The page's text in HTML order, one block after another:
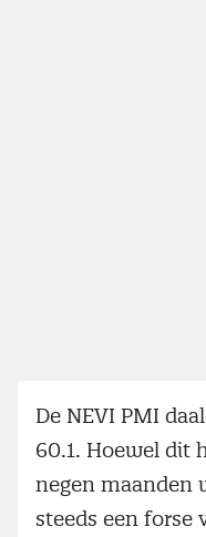
De NEVI PMI
60.1. Hoewel dit
negen maanden
steeds een forse